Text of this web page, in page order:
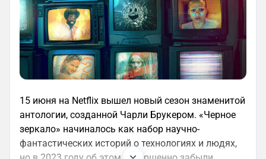
15 июня на Netflix вышел новый сезон знаменитой
антологии, созданной Чарли Брукером. «Черное
зеркало» начиналось как набор научно-
фантастических историй о технологиях и людях,